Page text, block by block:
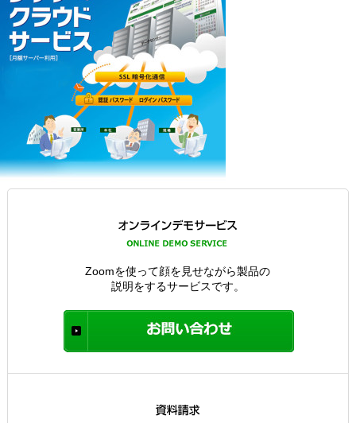
Zoomを使って顔を見せながら製品の
説明をするサービスです。